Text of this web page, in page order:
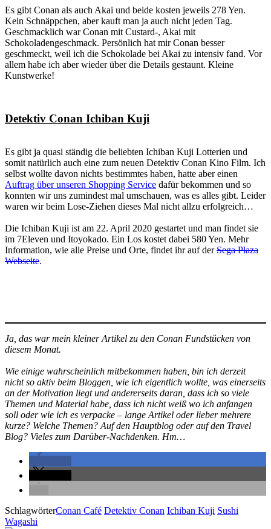
Es gibt Conan als auch Akai und beide kosten jeweils 278 Yen.
Kein Schnäppchen, aber kauft man ja auch nicht jeden Tag.
Geschmacklich war Conan mit Custard-, Akai mit
Schokoladengeschmack. Persönlich hat mir Conan besser
geschmeckt, weil ich die Schokolade bei Akai zu intensiv fand. Vor
allem habe ich aber wieder über die Details gestaunt. Kleine
Kunstwerke!
Detektiv Conan Ichiban Kuji
Es gibt ja quasi ständig die beliebten Ichiban Kuji Lotterien und
somit natürlich auch eine zum neuen Detektiv Conan Kino Film. Ich
selbst wollte davon nichts bestimmtes haben, hatte aber einen
Auftrag über unseren Shopping Service dafür bekommen und so
konnten wir uns zumindest mal umschauen, was es alles gibt. Leider
waren wir beim Lose-Ziehen dieses Mal nicht allzu erfolgreich…
Die Ichiban Kuji ist am 22. April 2020 gestartet und man findet sie
im 7Eleven und Itoyokado. Ein Los kostet dabei 580 Yen. Mehr
Information, wie alle Preise und Orte, findet ihr auf derSega Plaza
Webseite.
Ja, das war mein kleiner Artikel zu den Conan Fundstücken von
diesem Monat.
Wie einige wahrscheinlich mitbekommen haben, bin ich derzeit
nicht so aktiv beim Bloggen, wie ich eigentlich wollte, was einerseits
an der Motivation liegt und andererseits daran, dass ich so viele
Themen und Material habe, dass ich nicht weiß wo ich anfangen
soll oder wie ich es verpacke – lange Artikel oder lieber mehrere
kurze? Welche Themen? Auf den Hauptblog oder auf den Travel
Blog? Vieles zum Darüber-Nachdenken. Hm…
SchlagwörterConan Café Detektiv Conan Ichiban Kuji Sushi
Wagashi